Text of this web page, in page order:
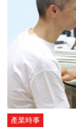
產業時事